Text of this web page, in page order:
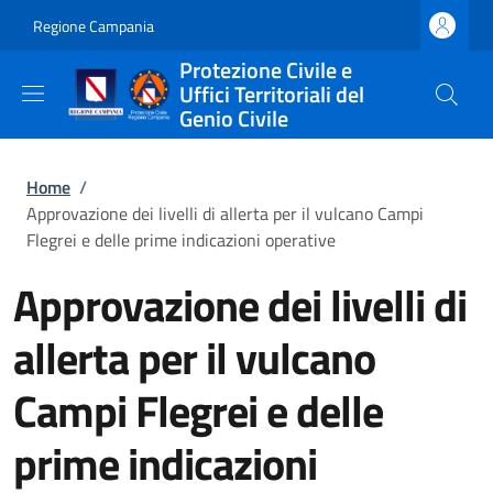
Regione Campania
Protezione Civile e
Uffici Territoriali del
Genio Civile
Briciole di pane
Home /
Approvazione dei livelli di allerta per il vulcano Campi
Flegrei e delle prime indicazioni operative
Approvazione dei livelli di
allerta per il vulcano
Campi Flegrei e delle
prime indicazioni